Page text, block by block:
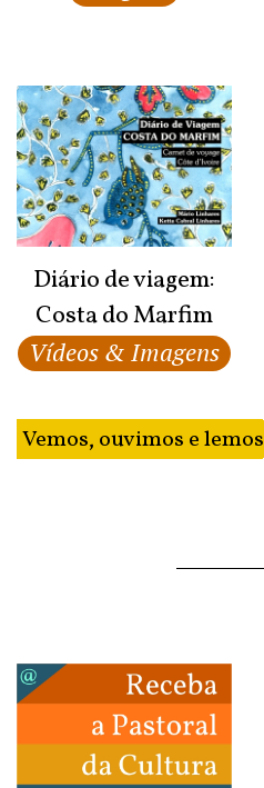
Diário de viagem:
Costa do Marfim
Vídeos & Imagens
Vemos, ouvimos e lemos